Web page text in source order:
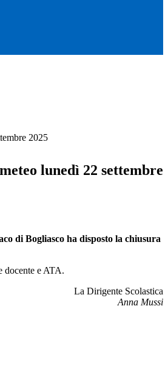
2025
lunedì 22 settembre
di Bogliasco ha disposto la chiusura
docente e ATA.
La Dirigente Scolastica
Anna Mussi